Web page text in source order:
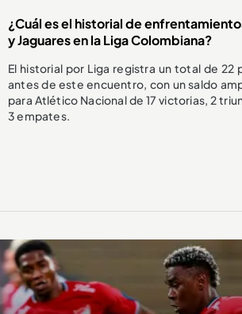
¿Cuál es el historial de
y Jaguares en la Liga Colombiana?
El historial por Liga registra un total de 22
antes de este encuentro, con un saldo
para Atlético Nacional de 17 victorias, 2
3 empates.